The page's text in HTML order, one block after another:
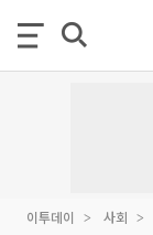
이투데이 사회